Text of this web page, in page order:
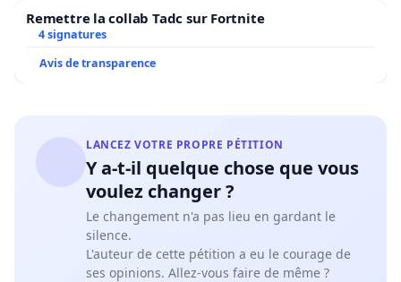
Remettre la collab Tadc sur Fortnite
4 signatures
Avis de transparence
LANCEZ VOTRE PROPRE PÉTITION
Y a-t-il quelque chose que vous
voulez changer ?
Le changement n'a pas lieu en gardant le
silence.
L'auteur de cette pétition a eu le courage de
ses opinions. Allez-vous faire de même ?